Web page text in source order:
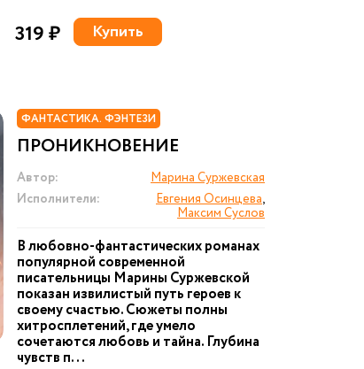
319 ₽ Купить
ФАНТАСТИКА. ФЭНТЕЗИ
ПРОНИКНОВЕНИЕ
Автор:
Марина Суржевская
Исполнители:
Евгения Осинцева,
Максим Суслов
В любовно-фантастических романах
популярной современной
писательницы Марины Суржевской
показан извилистый путь героев к
своему счастью. Сюжеты полны
хитросплетений, где умело
сочетаются любовь и тайна. Глубина
чувств п...